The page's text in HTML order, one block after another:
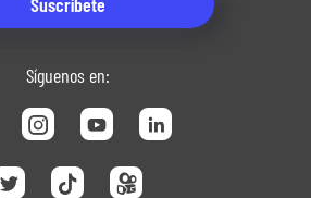
Síguenos en: